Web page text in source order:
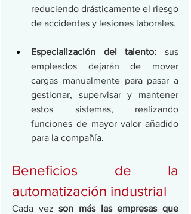
reduciendo drásticamente el riesgo
de accidentes y lesiones laborales.
Especialización del talento: sus
empleados dejarán de mover
cargas manualmente para pasar a
gestionar, supervisar y mantener
estos sistemas, realizando
funciones de mayor valor añadido
para la compañía.
Beneficios de la
automatización industrial
Cada vez son más las empresas que